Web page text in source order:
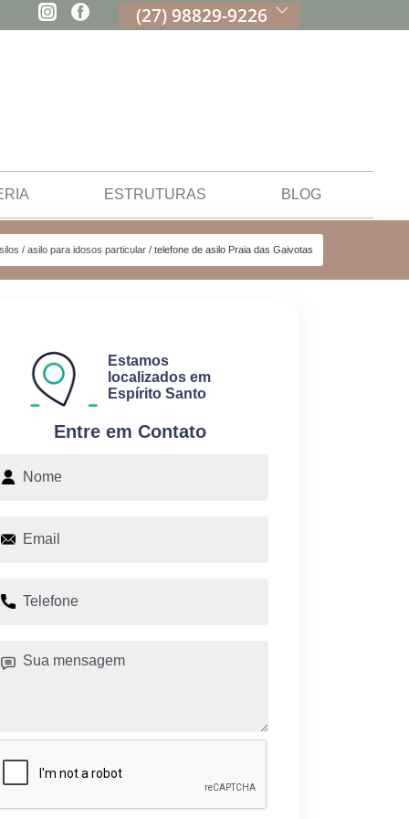
(27) 98829-9226
ESTRUTURAS BLOG
asilo para idosos particular telefone de asilo Praia das Gaivotas
Entre em Contato
Estamos
localizados em
Espírito Santo